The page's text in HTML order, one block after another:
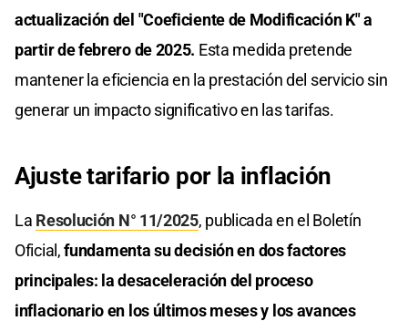
actualización del "Coeficiente de Modificación K" a
partir de febrero de 2025. Esta medida pretende
mantener la eficiencia en la prestación del servicio sin
generar un impacto significativo en las tarifas.
Ajuste tarifario por la inflación
La Resolución N° 11/2025, publicada en el Boletín
Oficial,fundamenta su decisión en dos factores
principales: la desaceleración del proceso
inflacionario en los últimos meses y los avances